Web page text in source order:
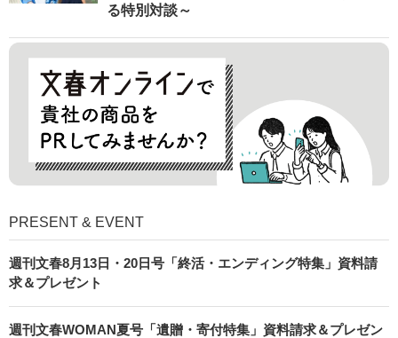
る特別対談～
PRESENT & EVENT
週刊文春8月13日・20日号「終活・エンディング特集」資料請
求＆プレゼント
週刊文春WOMAN夏号「遺贈・寄付特集」資料請求＆プレゼン